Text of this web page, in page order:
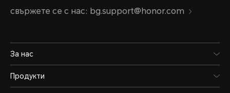
свържете се с нас: bg.support@honor.com
За нас
Продукти